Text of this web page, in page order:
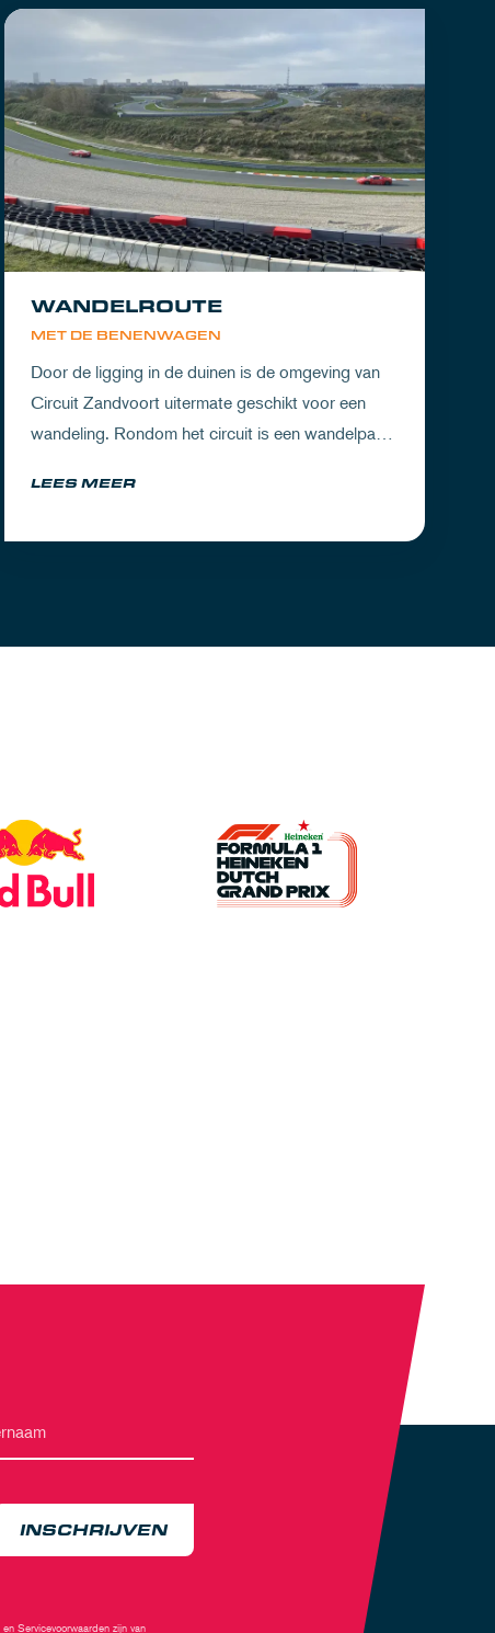
MET DE BENENWAGEN
WANDELROUTE
Door de ligging in de duinen is de omgeving van
Circuit Zandvoort uitermate geschikt voor een
wandeling. Rondom het circuit is een wandelpad
natuur als de racetrack.
LEES MEER
INSCHRIJVEN
en Servicevoorwaardenzijn van